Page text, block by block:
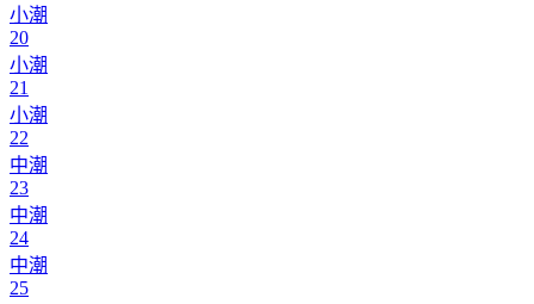
小潮
20
小潮
21
小潮
22
中潮
23
中潮
24
中潮
25